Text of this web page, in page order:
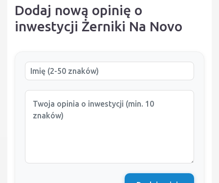
Dodaj nową opinię o
inwestycji Żerniki Na Novo